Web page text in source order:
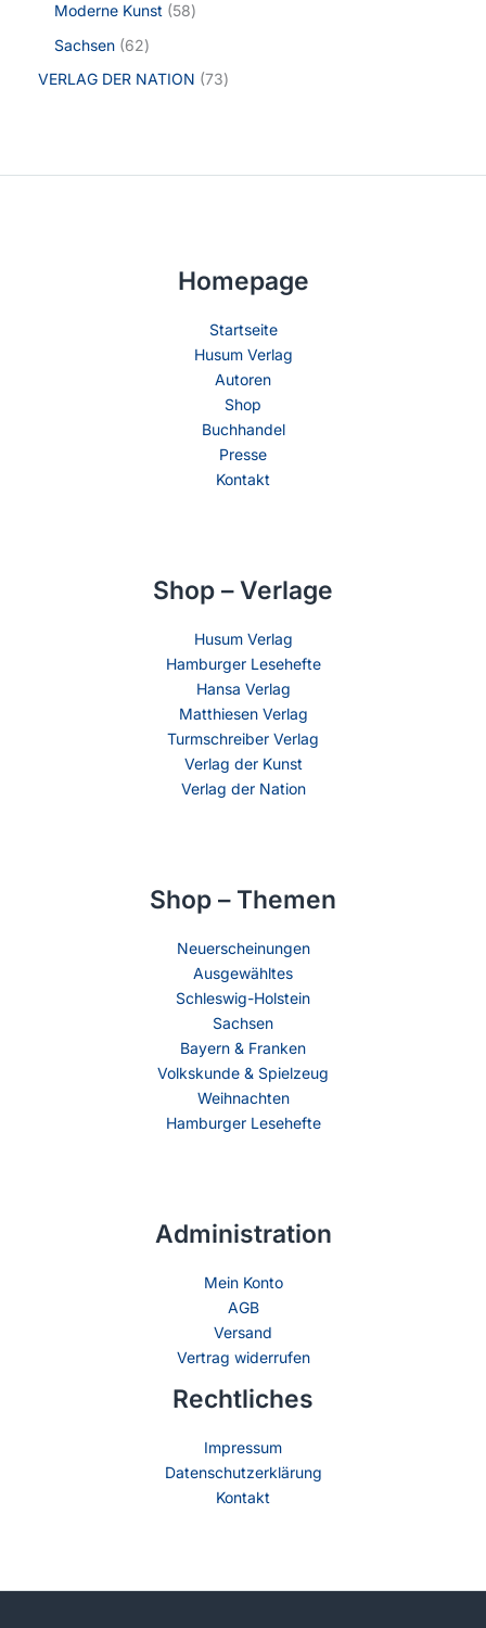
Moderne Kunst
58
Sachsen 62
VERLAG DER NATION 73
Homepage
Startseite
Husum Verlag
Autoren
Shop
Buchhandel
Presse
Kontakt
Shop – Verlage
Husum Verlag
Hamburger Lesehefte
Hansa Verlag
Matthiesen Verlag
Turmschreiber Verlag
Verlag der Kunst
Verlag der Nation
Shop – Themen
Neuerscheinungen
Ausgewähltes
Schleswig-Holstein
Sachsen
Bayern & Franken
Volkskunde & Spielzeug
Weihnachten
Hamburger Lesehefte
Administration
Mein Konto
AGB
Versand
Vertrag widerrufen
Rechtliches
Impressum
Datenschutzerklärung
Kontakt